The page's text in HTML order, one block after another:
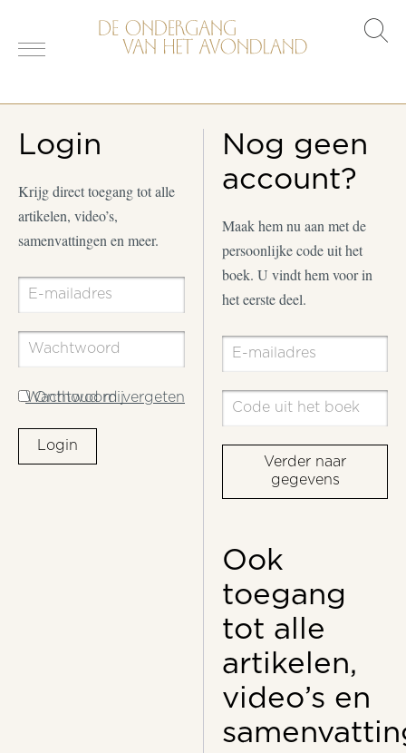
Login
Krijg direct toegang tot alle
artikelen, video’s,
samenvattingen en meer.
Wachtwoord vergeten
Onthoud mij
Login
Nog geen
account?
Maak hem nu aan met de
persoonlijke code uit het
boek. U vindt hem voor in
het eerste deel.
Verder naar
gegevens
Ook
toegang
tot alle
artikelen,
video’s en